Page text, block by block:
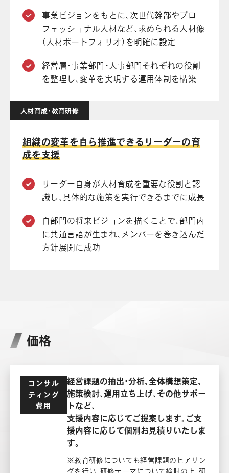
事業ビジョンをもとに、次世代幹部やプロ
フェッショナル人材など、求められる人材像
（人材ポートフォリオ）を明確に設定
経営層・事業部門・人事部門それぞれの役割
を整理し、変革を実現する運用体制を構築
人材育成・教育研修
組織の変革を自ら推進できるリーダーの育
成を支援
リーダー自身が人材育成を重要な役割と認
識し、具体的な施策を実行できるまでに成長
自部門の将来ビジョンを描くことで、部門内
に共通言語が生まれ、メンバーを巻き込んだ
方針展開に成功
価格
コンサル
ティング
費用
経営課題の抽出・分析、全体構想策定、
施策検討、運用立ち上げ、その他サポー
トなど、
支援内容に応じてご提案します。ご支
援内容に応じて個別お見積りいたしま
す。
※教育研修についても経営課題のヒアリン